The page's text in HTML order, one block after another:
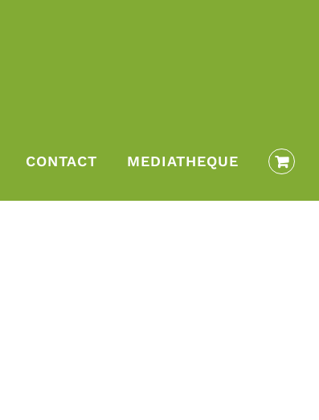
CONTACT MEDIATHEQUE